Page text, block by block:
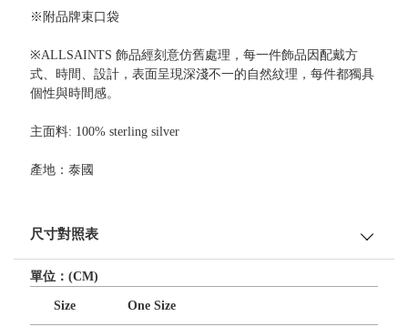
※附品牌束口袋
※ALLSAINTS 飾品經刻意仿舊處理，每一件飾品因配戴方
式、時間、設計，表面呈現深淺不一的自然紋理，每件都獨具
個性與時間感。
主面料: 100% sterling silver
產地：泰國
尺寸對照表
單位：(CM)
Size One Size